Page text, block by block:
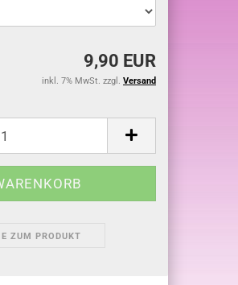
9,90 EUR
inkl. 7% MwSt. zzgl. Versand
ZUM PRODUKT